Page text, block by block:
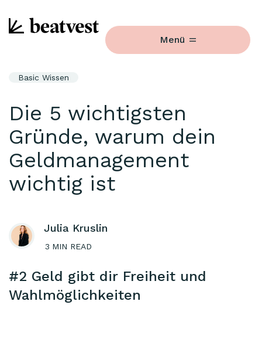
Menü
Basic Wissen
Die 5 wichtigsten
Gründe, warum dein
Geldmanagement
wichtig ist
Julia Kruslin
3 MIN READ
#2 Geld gibt dir Freiheit und
Wahlmöglichkeiten